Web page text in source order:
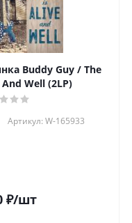
Buddy Guy / The
Well (2LP)
Артикул: W-165933
₽/шт